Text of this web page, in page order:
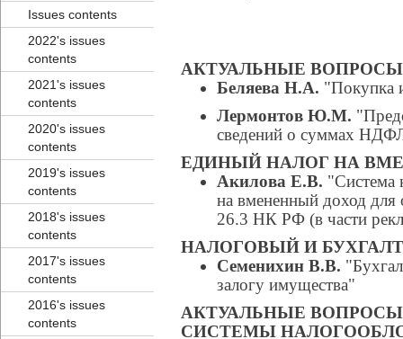
Issues contents
2022's issues
contents
2021's issues
contents
2020's issues
contents
2019's issues
contents
2018's issues
contents
2017's issues
contents
2016's issues
contents
АКТУАЛЬНЫЕ
Беляева Н.А. "Покупка
Лермонтов Ю.М.
сведений о суммах
ЕДИНЫЙ НАЛОГ НА
Акилова Е.В. "Система
на вмененный доход для
26.3 НК РФ (в части
НАЛОГОВЫЙ И
Семенихин В.В.
залогу имущества"
АКТУАЛЬНЫЕ
СИСТЕМЫ